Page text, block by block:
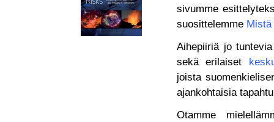
sivumme
suosittelemme
Aihepiiriä jo
sekä erilaiset
joista
ajankohtaisia
Otamme